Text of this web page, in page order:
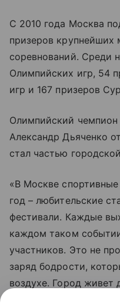
С 2010 года Москва
призеров
соревнований. Среди
Олимпийских игр, 54
игр и 167 призеров
Олимпийский чемпион
Александр Дьяченко
стал частью
«В Москве
год – любительские
фестивали. Каждые
каждом таком
участников. Это не
заряд бодрости,
воздухе. Город живет